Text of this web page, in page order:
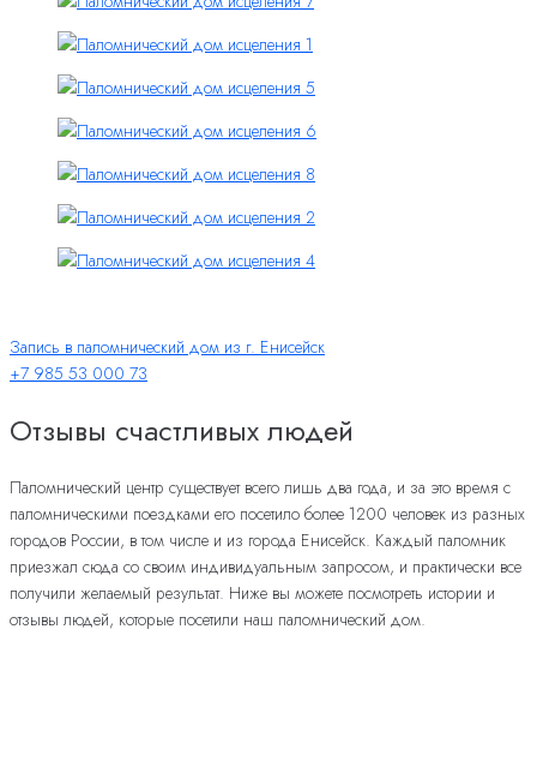
Запись в паломнический дом из г. Енисейск
+7 985 53 000 73
Отзывы счастливых людей
Паломнический центр существует всего лишь два года, и за это время с
паломническими поездками его посетило более 1200 человек из разных
городов России, в том числе и из города Енисейск. Каждый паломник
приезжал сюда со своим индивидуальным запросом, и практически все
получили желаемый результат. Ниже вы можете посмотреть истории и
отзывы людей, которые посетили наш паломнический дом.